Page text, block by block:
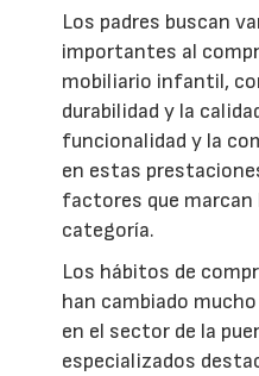
Los padres buscan
importantes al
mobiliario infantil,
durabilidad y la
funcionalidad y la
en estas
factores que marcan
categoría.
Los hábitos de
han cambiado
en el sector de la
especializados